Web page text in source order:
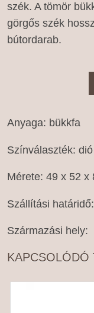
szék. A tömör
görgős szék
bútordarab.
Anyaga: bükkfa
Színválaszték:
Mérete: 49 x 52 x
Szállítási
Származási hely:
KAPCSOLÓDÓ